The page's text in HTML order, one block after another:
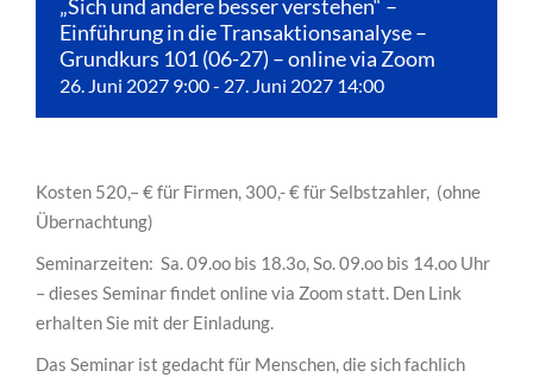
„Sich und andere besser verstehen“ –
Einführung in die Transaktionsanalyse –
Grundkurs 101 (06-27) – online via Zoom
26. Juni 2027 9:00- 27. Juni 2027 14:00
Kosten 520,– € für Firmen, 300,- € für Selbstzahler, (ohne
Übernachtung)
Seminarzeiten: Sa. 09.oo bis 18.3o, So. 09.oo bis 14.oo Uhr
– dieses Seminar findet online via Zoom statt. Den Link
erhalten Sie mit der Einladung.
Das Seminar ist gedacht für Menschen, die sich fachlich